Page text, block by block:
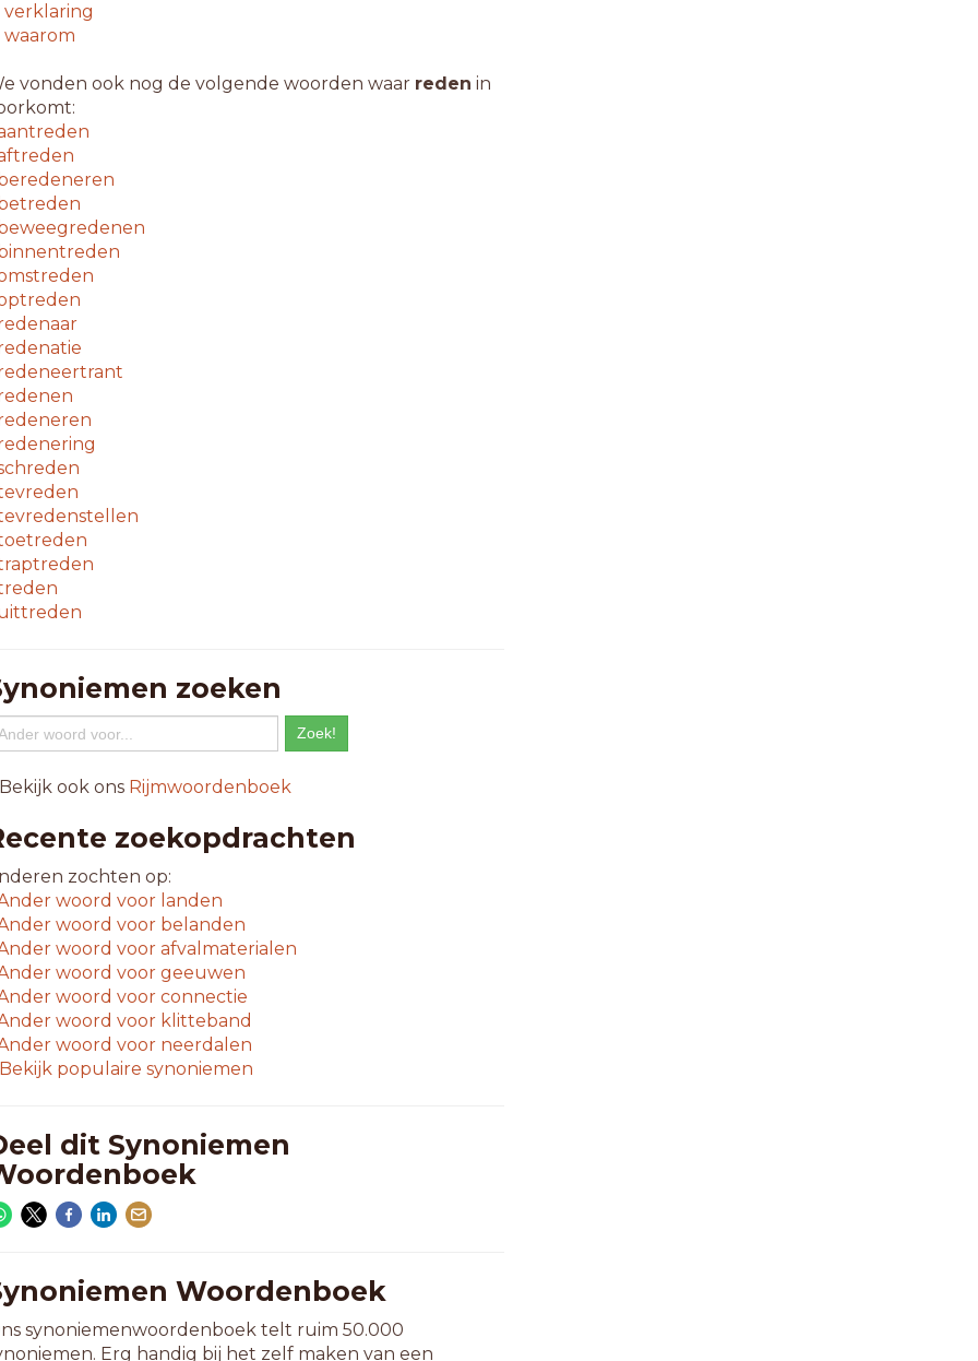
verklaring
waarom
vonden ook nog de volgende woorden waar reden in
zoeken
ook ons Rijmwoordenboek
zoekopdrachten
zochten op:
woord voorlanden
woord voorbelanden
woord voorafvalmaterialen
woord voorgeeuwen
woord voorconnectie
woord voorklitteband
woord voorneerdalen
Bekijk populaire synoniemen
dit Synoniemen
Woordenboek
synoniemenwoordenboek telt ruim 50.000
Erg handig bij het zelf maken van een